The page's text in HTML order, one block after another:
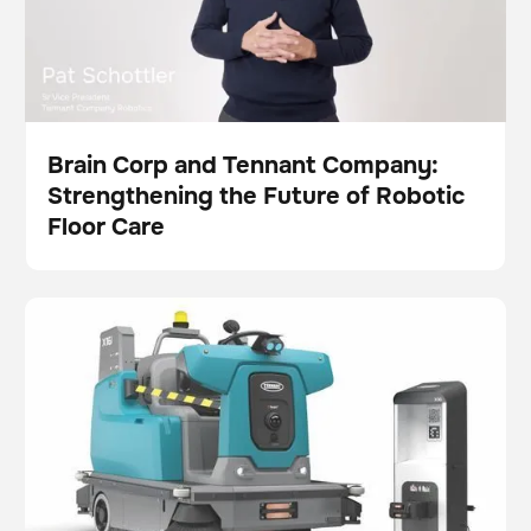
Vídeo
Brain Corp and Tennant Company:
Strengthening the Future of Robotic
Floor Care
Tennant Company Unveils X16 SWEEP for
Autonomous, Around-the-Clock Industrial Sweeping
Cuidado del suelo